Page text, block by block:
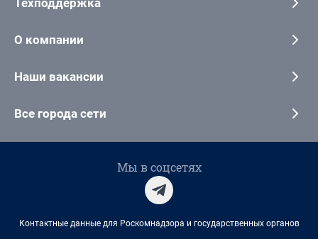
Техподдержка
О компании
Наши вакансии
Все города сети
Мы в соцсетях
Контактные данные для Роскомнадзора и государственных органов